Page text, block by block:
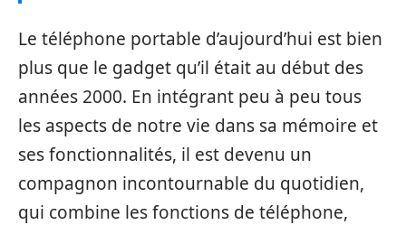
Le téléphone portable d’aujourd’hui est bien
plus que le gadget qu’il était au début des
années 2000. En intégrant peu à peu tous
les aspects de notre vie dans sa mémoire et
ses fonctionnalités, il est devenu un
compagnon incontournable du quotidien,
qui combine les fonctions de téléphone,